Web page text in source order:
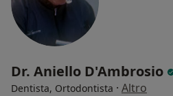
Dr. Aniello D'Ambrosio
Dentista, Ortodontista · Altro